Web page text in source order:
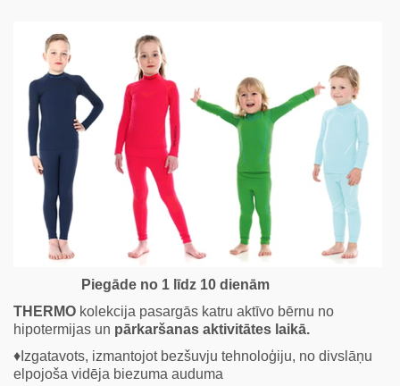
NODERĪGI
AKCIJAS
Piegāde no 1 līdz 10 dienām
THERMO kolekcija pasargās katru aktīvo bērnu no
hipotermijas un pārkaršanas aktivitātes laikā.
♦Izgatavots, izmantojot bezšuvju tehnoloģiju, no divslāņu
elpojoša vidēja biezuma auduma